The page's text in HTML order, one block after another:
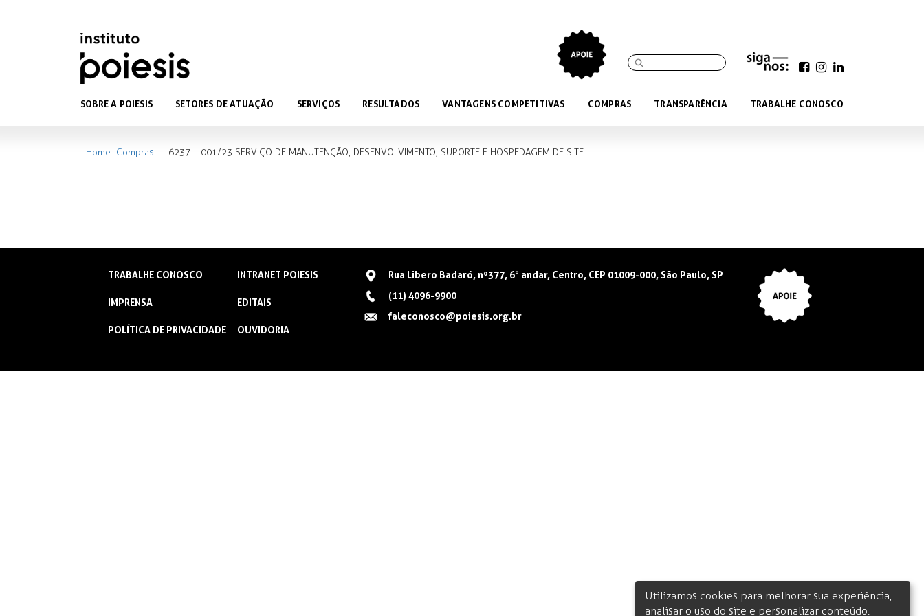
SOBRE A POIESIS SETORES DE ATUAÇÃO SERVIÇOS RESULTADOS VANTAGENS COMPETITIVAS COMPRAS TRANSPARÊNCIA TRABALHE CONOSCO
Home Compras - 6237 – 001/23 SERVIÇO DE MANUTENÇÃO, DESENVOLVIMENTO, SUPORTE E HOSPEDAGEM DE SITE
TRABALHE CONOSCO
IMPRENSA
POLÍTICA DE PRIVACIDADE
INTRANET POIESIS
EDITAIS
OUVIDORIA
Rua Libero Badaró, nº377, 6° andar, Centro, CEP 01009-000, São Paulo, SP
(11) 4096-9900
faleconosco@poiesis.org.br
Utilizamos cookies para melhorar sua experiência,
analisar o uso do site e personalizar conteúdo.